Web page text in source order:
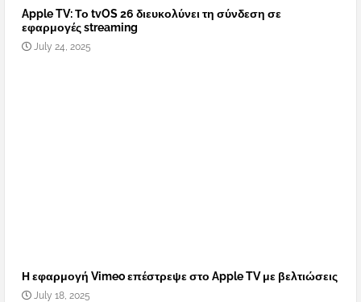
Apple TV: Το tvOS 26 διευκολύνει τη σύνδεση σε
εφαρμογές streaming
July 24, 2025
Η εφαρμογή Vimeo επέστρεψε στο Apple TV με βελτιώσεις
July 18, 2025